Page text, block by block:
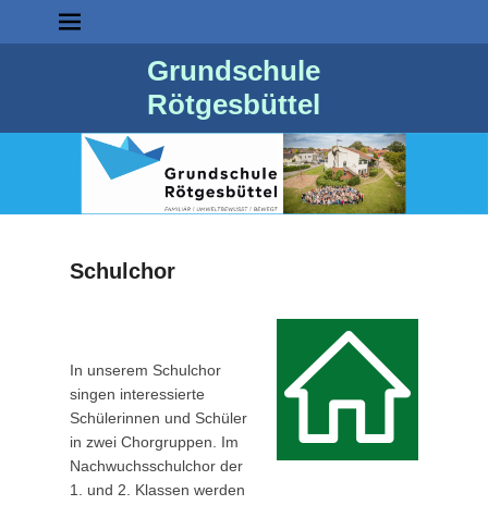
Grundschule
Rötgesbüttel
Schulchor
t
e
d
o
n
2
In unserem Schulchor
singen interessierte
Schülerinnen und Schüler
in zwei Chorgruppen. Im
Nachwuchsschulchor der
1. und 2. Klassen werden